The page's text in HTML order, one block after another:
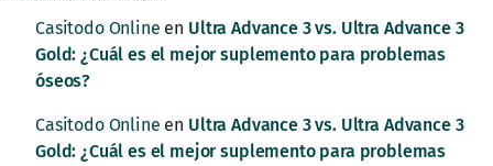
Casitodo Online en Ultra Advance 3 vs. Ultra Advance 3
Gold: ¿Cuál es el mejor suplemento para problemas
óseos?
Casitodo Online en Ultra Advance 3 vs. Ultra Advance 3
Gold: ¿Cuál es el mejor suplemento para problemas